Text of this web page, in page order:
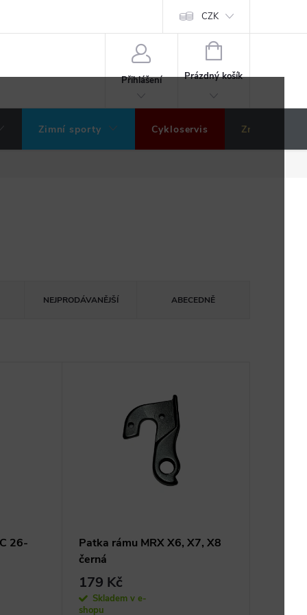
Hodnocení obchodu CZK
Přihlášení
NÁKUPNÍ
KOŠÍK
Prázdný košík
Zimní sporty Cykloservis Značky
NEJPRODÁVANĚJŠÍ ABECEDNĚ
26-
Patka rámu MRX X6, X7, X8
černá
179 Kč
Skladem v e-
shopu